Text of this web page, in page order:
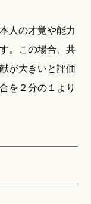
人の才覚や能力
。この場合、共
が大きいと評価
を２分の１より